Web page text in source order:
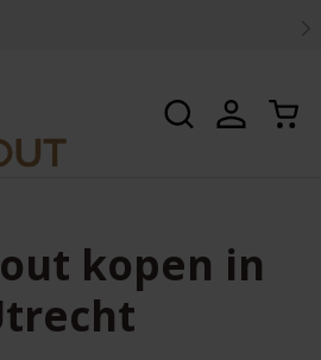
van de beste kwaliteit
ZoekenInloggen
kopen in